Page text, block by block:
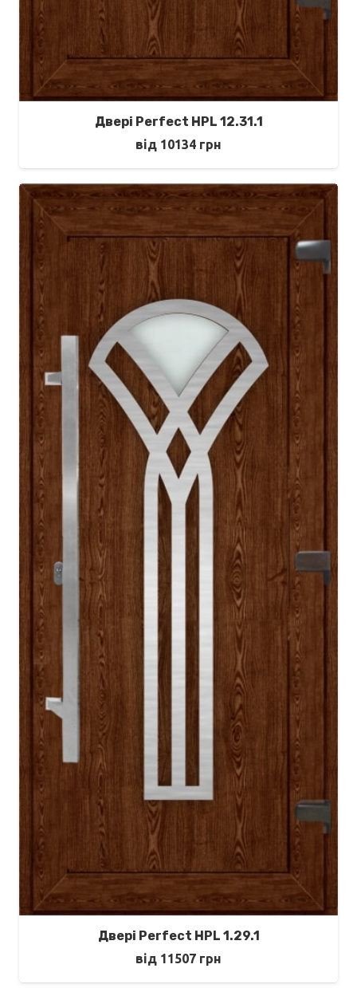
Двері Perfect HPL 12.31.1
від 10134 грн
Двері Perfect HPL 1.29.1
від 11507 грн